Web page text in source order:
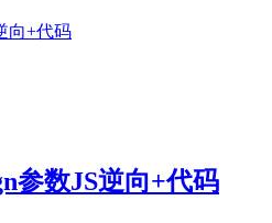
向+代码
参数JS逆向+代码